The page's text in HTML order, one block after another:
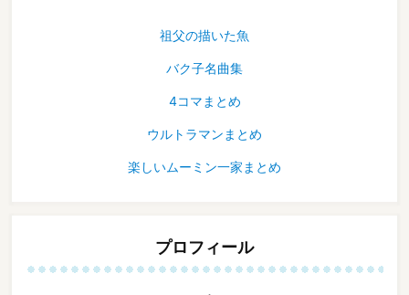
祖父の描いた魚
バク子名曲集
4コマまとめ
ウルトラマンまとめ
楽しいムーミン一家まとめ
プロフィール